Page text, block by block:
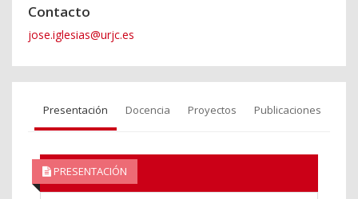
Contacto
jose.iglesias@urjc.es
Presentación Docencia Proyectos Publicaciones
PRESENTACIÓN